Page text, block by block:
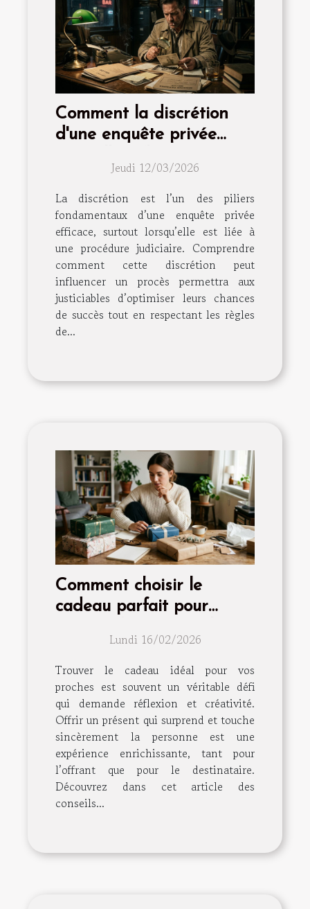
Comment la discrétion
d'une enquête privée
procès ?Jeudi 12/03/2026
La discrétion est l’un des piliers
fondamentaux d’une enquête privée
efficace, surtout lorsqu’elle est liée à
une procédure judiciaire. Comprendre
comment cette discrétion peut
influencer un procès permettra aux
justiciables d’optimiser leurs chances
de succès tout en respectant les règles
de...
Comment choisir le
cadeau parfait pour
Lundi 16/02/2026
Trouver le cadeau idéal pour vos
proches est souvent un véritable défi
qui demande réflexion et créativité.
Offrir un présent qui surprend et touche
sincèrement la personne est une
expérience enrichissante, tant pour
l’offrant que pour le destinataire.
Découvrez dans cet article des
conseils...